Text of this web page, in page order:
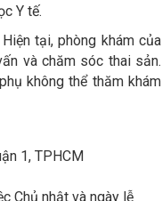
Y tế.
tại, phòng khám của
và chăm sóc thai sản.
không thể thăm khám
1, TPHCM
Chủ nhật và ngày lễ